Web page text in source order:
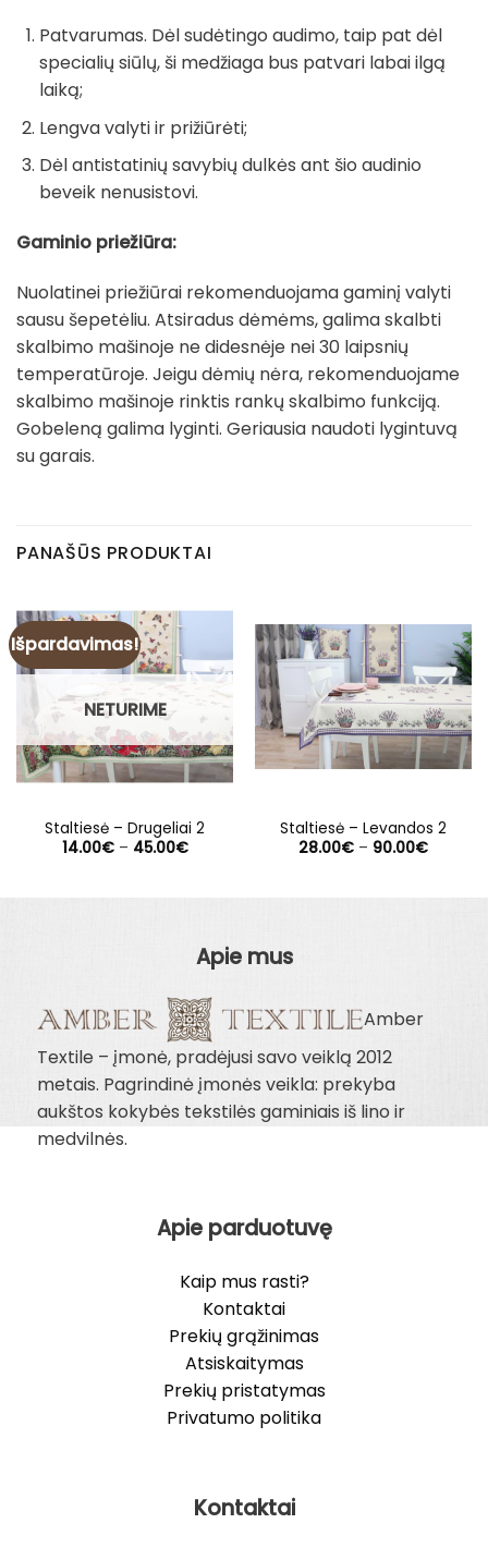
Patvarumas. Dėl sudėtingo audimo, taip pat dėl
specialių siūlų, ši medžiaga bus patvari labai ilgą
laiką;
Lengva valyti ir prižiūrėti;
Dėl antistatinių savybių dulkės ant šio audinio
beveik nenusistovi.
Gaminio priežiūra:
Nuolatinei priežiūrai rekomenduojama gaminį valyti
sausu šepetėliu. Atsiradus dėmėms, galima skalbti
skalbimo mašinoje ne didesnėje nei 30 laipsnių
temperatūroje. Jeigu dėmių nėra, rekomenduojame
skalbimo mašinoje rinktis rankų skalbimo funkciją.
Gobeleną galima lyginti. Geriausia naudoti lygintuvą
su garais.
PANAŠŪS PRODUKTAI
Išpardavimas!
NETURIME
Staltiesė – Drugeliai 2
14.00€ – 45.00€Price
Staltiesė – Levandos 2
28.00€ – 90.00€Price
Apie mus
Amber
Textile – įmonė, pradėjusi savo veiklą 2012
metais. Pagrindinė įmonės veikla: prekyba
aukštos kokybės tekstilės gaminiais iš lino ir
medvilnės.
Apie parduotuvę
Kaip mus rasti?
Kontaktai
Prekių grąžinimas
Atsiskaitymas
Prekių pristatymas
Privatumo politika
Kontaktai